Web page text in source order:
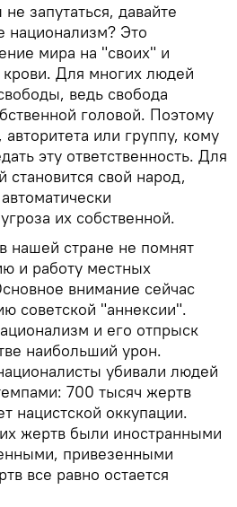
запутаться, давайте
национализм? Это
мира на "своих" и
Для многих людей
ведь свобода
головой. Поэтому
или группу, кому
эту ответственность. Для
становится свой народ,
их собственной.
нашей стране не помнят
и работу местных
внимание сейчас
советской "аннексии".
и его отпрыск
наибольший урон.
убивали людей
700 тысяч жертв
нацистской оккупации.
жертв были иностранными
привезенными
все равно остается